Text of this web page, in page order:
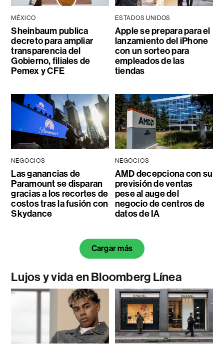
MÉXICO
Sheinbaum publica
decreto para ampliar
transparencia del
Gobierno, filiales de
Pemex y CFE
ESTADOS UNIDOS
Apple se prepara para el
lanzamiento del iPhone
con un sorteo para
empleados de las
tiendas
NEGOCIOS
Las ganancias de
Paramount se disparan
gracias a los recortes de
costos tras la fusión con
Skydance
NEGOCIOS
AMD decepciona con su
previsión de ventas
pese al auge del
negocio de centros de
datos de IA
Cargar más
Lujos y vida en Bloomberg Línea